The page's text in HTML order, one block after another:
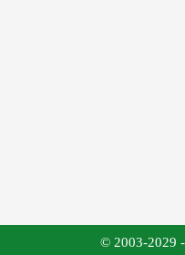
© 2003-2029